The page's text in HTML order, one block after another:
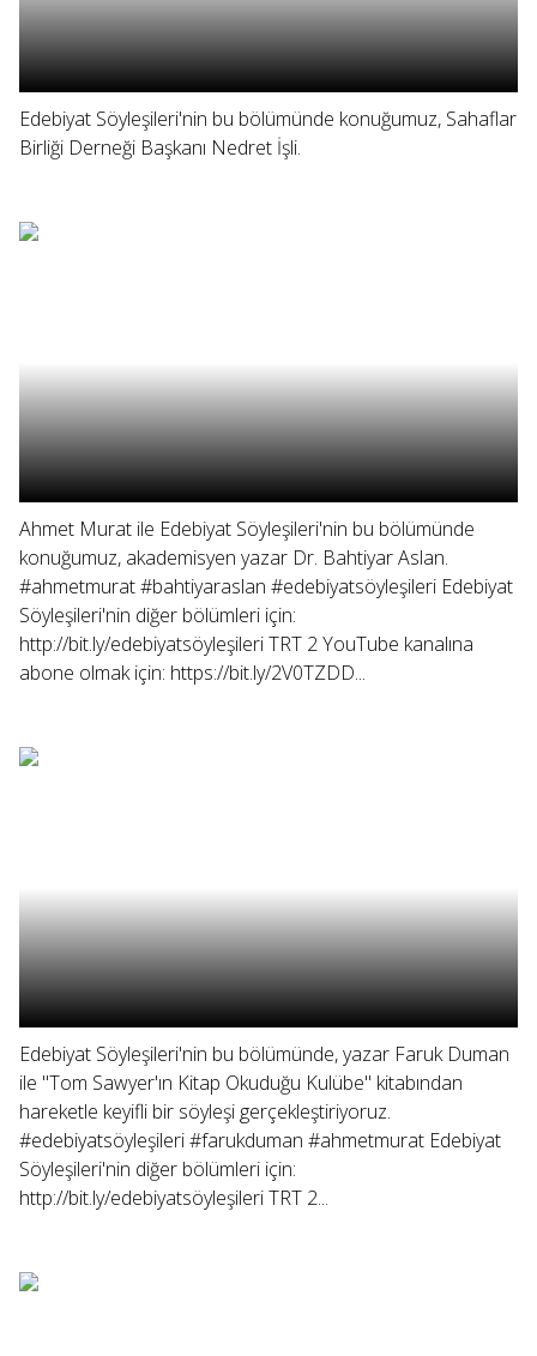
Edebiyat Söyleşileri'nin bu bölümünde konuğumuz, Sahaflar
Birliği Derneği Başkanı Nedret İşli.
Ahmet Murat ile Edebiyat Söyleşileri'nin bu bölümünde
konuğumuz, akademisyen yazar Dr. Bahtiyar Aslan.
#ahmetmurat #bahtiyaraslan #edebiyatsöyleşileri Edebiyat
Söyleşileri'nin diğer bölümleri için:
http://bit.ly/edebiyatsöyleşileri TRT 2 YouTube kanalına
abone olmak için: https://bit.ly/2V0TZDD...
Edebiyat Söyleşileri'nin bu bölümünde, yazar Faruk Duman
ile "Tom Sawyer'ın Kitap Okuduğu Kulübe" kitabından
hareketle keyifli bir söyleşi gerçekleştiriyoruz.
#edebiyatsöyleşileri #farukduman #ahmetmurat Edebiyat
Söyleşileri'nin diğer bölümleri için:
http://bit.ly/edebiyatsöyleşileri TRT 2...